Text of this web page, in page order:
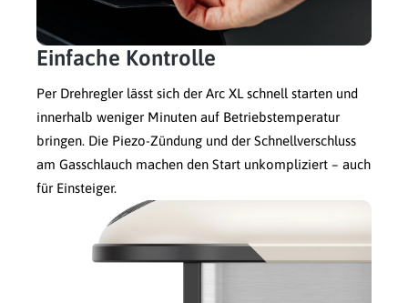
Einfache Kontrolle
Per Drehregler lässt sich der Arc XL schnell starten und
innerhalb weniger Minuten auf Betriebstemperatur
bringen. Die Piezo-Zündung und der Schnellverschluss
am Gasschlauch machen den Start unkompliziert – auch
für Einsteiger.